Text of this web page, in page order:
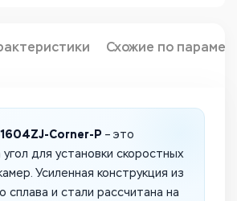
Схожие по
Corner-P – это
для установки скоростных
Усиленная конструкция из
сплава и стали рассчитана на